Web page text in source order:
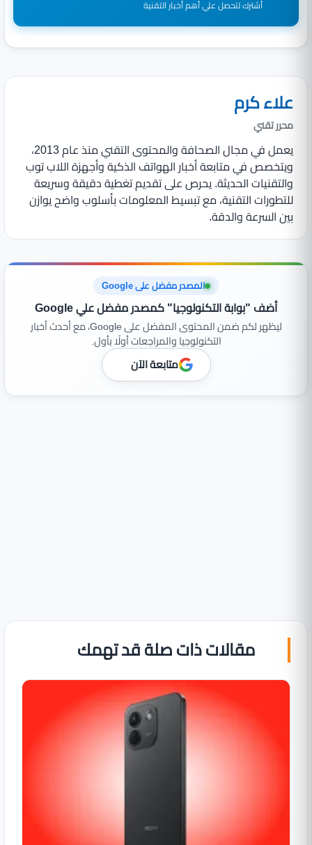
أشترك لتحصل علي أهم أخبار التقنية
علاء كرم
محرر تقني
يعمل في مجال الصحافة والمحتوى التقني منذ عام 2013،
ويتخصص في متابعة أخبار الهواتف الذكية وأجهزة اللاب توب
والتقنيات الحديثة. يحرص على تقديم تغطية دقيقة وسريعة
للتطورات التقنية، مع تبسيط المعلومات بأسلوب واضح يوازن
بين السرعة والدقة.
المصدر مفضل على Google
أضف "بوابة التكنولوجيا" كمصدر مفضل علي Google
ليظهر لكم ضمن المحتوى المفضل على Google، مع أحدث أخبار
التكنولوجيا والمراجعات أولًا بأول.
متابعة الآن
مقالات ذات صلة قد تهمك